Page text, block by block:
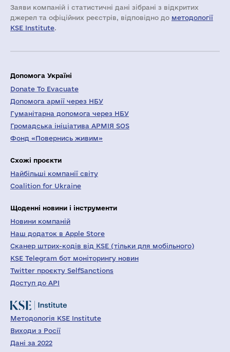
Заяви компаній i статистичні дані зібрані з відкритих
джерел та офіційних реєстрів, відповідно до методології
KSE Institute.
Допомога Україні
Donate To Evacuate
Допомога армії через НБУ
Гуманітарна допомога через НБУ
Громадська ініціатива АРМІЯ SOS
Фонд «Повернись живим»
Схожі проєкти
Найбільші компанії світу
Coalition for Ukraine
Щоденні новини і інструменти
Новини компаній
Наш додаток в Apple Store
Сканер штрих-кодів від KSE (тільки для мобільного)
KSE Telegram бот моніторингу новин
Twitter проєкту SelfSanctions
Доступ до API
Методологія KSE Institute
Виходи з Росії
Дані за 2022